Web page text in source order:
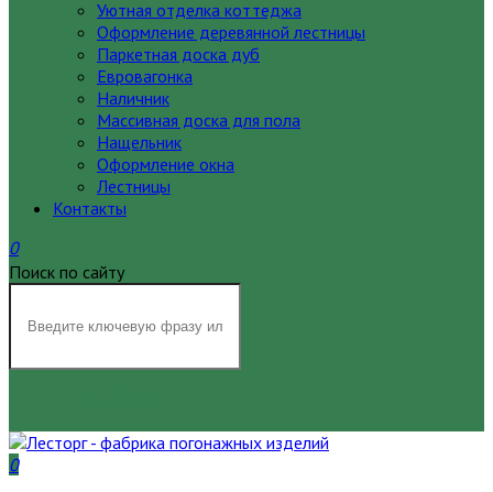
Уютная отделка коттеджа
Оформление деревянной лестницы
Паркетная доска дуб
Евровагонка
Наличник
Массивная доска для пола
Нащельник
Оформление окна
Лестницы
Контакты
0
Поиск по сайту
0